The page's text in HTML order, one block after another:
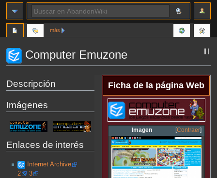
Computer Emuzone
a
navegación
a
búsqueda
Ficha de la página Web
Contraer
Imagen
Descripción
Imágenes
Enlaces de interés
Internet Archive
2
3
más